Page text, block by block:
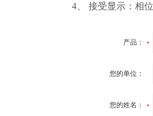
4、 接受显示：相
产品：
您的单位：
您的姓名：